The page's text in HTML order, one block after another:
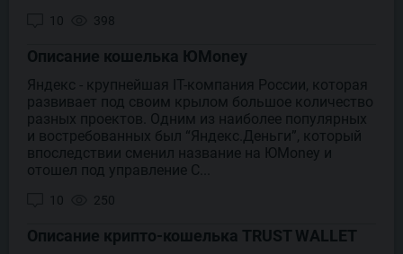
10 398
Описание кошелька ЮMoney
Яндекс - крупнейшая IT-компания России, которая
развивает под своим крылом большое количество
разных проектов. Одним из наиболее популярных
и востребованных был “Яндекс.Деньги”, который
впоследствии сменил название на ЮMoney и
отошел под управление С...
10 250
Описание крипто-кошелька TRUST WALLET